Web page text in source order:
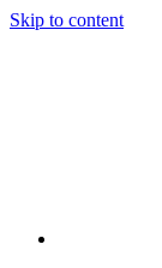
Skip to content